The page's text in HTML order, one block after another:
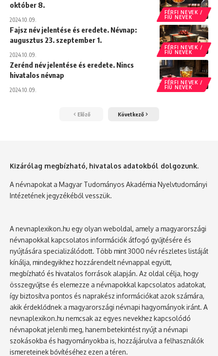
FÉRFI NEVEK /
FIÚ NEVEK
október 8.
2024.10.09.
FÉRFI NEVEK /
FIÚ NEVEK
Fajsz név jelentése és eredete. Névnap:
augusztus 23. szeptember 1.
2024.10.09.
FÉRFI NEVEK /
FIÚ NEVEK
Zerénd név jelentése és eredete. Nincs
hivatalos névnap
2024.10.09.
Előző Következő
Kizárólag megbízható, hivatalos adatokból dolgozunk.
A névnapokat a Magyar Tudományos Akadémia Nyelvtudományi
Intézetének jegyzékéből vesszük.
A nevnaplexikon.hu egy olyan weboldal, amely a magyarországi
névnapokkal kapcsolatos információk átfogó gyűjtésére és
nyújtására specializálódott. Több mint 3000 név részletes listáját
kínálja, mindegyikhez hozzárendelt névnappal együtt,
megbízható és hivatalos források alapján. Az oldal célja, hogy
összegyűjtse és elemezze a névnapokkal kapcsolatos adatokat,
így biztosítva pontos és naprakész információkat azok számára,
akik érdeklődnek a magyarországi névnapi hagyományok iránt. A
nevnaplexikon.hu nemcsak az egyes nevekhez kapcsolódó
névnapokat jeleníti meg, hanem betekintést nyújt a névnapi
szokásokba és hagyományokba is, hozzájárulva a felhasználók
ismereteinek bővítéséhez ezen a téren.